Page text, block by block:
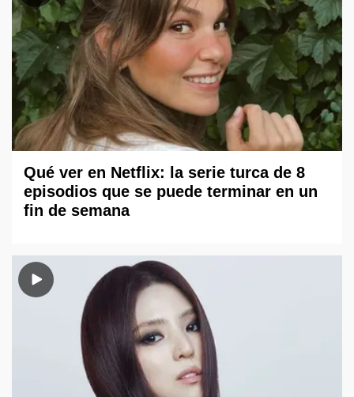
Qué ver en Netflix: la serie turca de 8
episodios que se puede terminar en un
fin de semana